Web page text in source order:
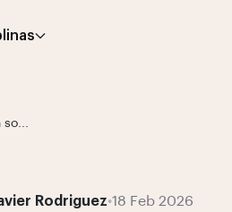
so...
Rodriguez•18 Feb 2026